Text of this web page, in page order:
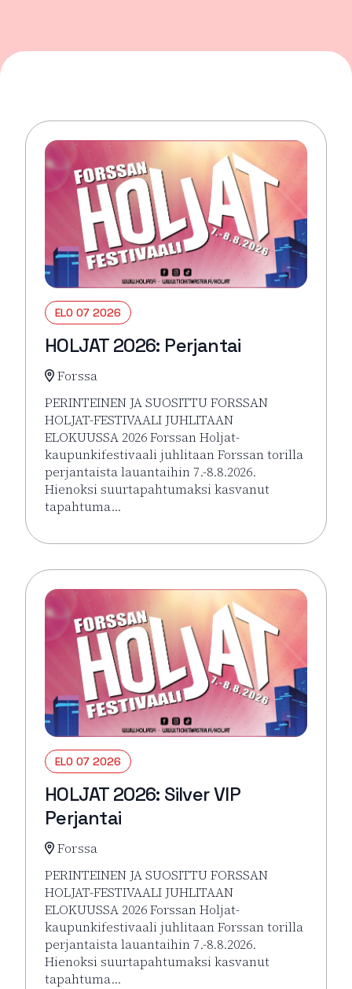
ELO 07 2026
HOLJAT 2026: Perjantai
Forssa
PERINTEINEN JA SUOSITTU FORSSAN
HOLJAT-FESTIVAALI JUHLITAAN
ELOKUUSSA 2026 Forssan Holjat-
kaupunkifestivaali juhlitaan Forssan torilla
perjantaista lauantaihin 7.-8.8.2026.
Hienoksi suurtapahtumaksi kasvanut
tapahtuma…
Lue lisää tapahtumasta HOLJAT 2026: Perjantai
ELO 07 2026
HOLJAT 2026: Silver VIP
Perjantai
Forssa
PERINTEINEN JA SUOSITTU FORSSAN
HOLJAT-FESTIVAALI JUHLITAAN
ELOKUUSSA 2026 Forssan Holjat-
kaupunkifestivaali juhlitaan Forssan torilla
perjantaista lauantaihin 7.-8.8.2026.
Hienoksi suurtapahtumaksi kasvanut
tapahtuma…